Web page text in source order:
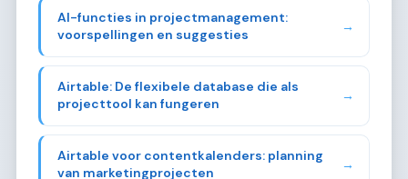
AI-functies in projectmanagement:
voorspellingen en suggesties
→
Airtable: De flexibele database die als
projecttool kan fungeren
→
Airtable voor contentkalenders: planning
van marketingprojecten
→